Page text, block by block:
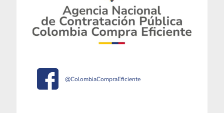
@ColombiaCompraEficiente